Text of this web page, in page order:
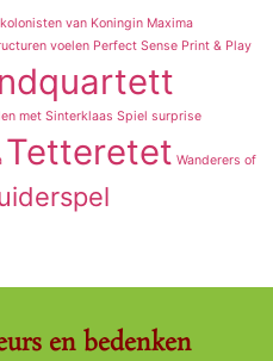
kolonisten van Koningin Maxima
voelen Perfect Sense Print & Play
met Sinterklaas Spiel surprise
Tetteretet Wanderers of
en bedenken